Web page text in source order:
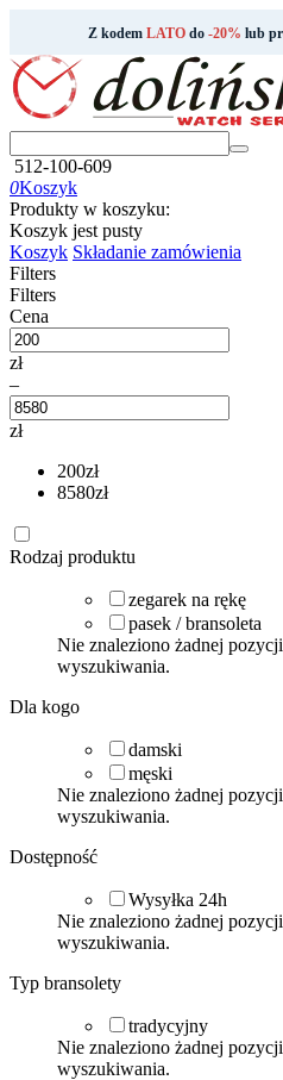
Z kodem LATOdo -20% lub
512-100-609
0Koszyk
Produkty w koszyku:
Koszyk jest pusty
Koszyk Składanie zamówienia
Filters
Filters
Cena
zł
–
zł
200zł
8580zł
Rodzaj produktu
zegarek na rękę
pasek / bransoleta
Nie znaleziono żadnej
wyszukiwania.
Dla kogo
damski
męski
Nie znaleziono żadnej
wyszukiwania.
Dostępność
Wysyłka 24h
Nie znaleziono żadnej
wyszukiwania.
Typ bransolety
tradycyjny
Nie znaleziono żadnej
wyszukiwania.